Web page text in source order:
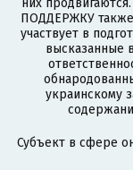
них
ПОДДЕРЖКУ также
участвует в
высказанные
украинскому
Субъект в сфере